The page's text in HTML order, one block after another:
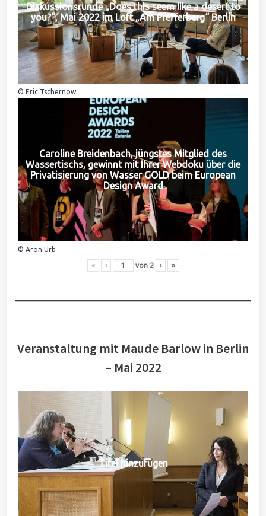
Diskussionsrunde „Does this seem like a desert to
you?“, Mai 2022 im Loft „Am Pfefferberg“ Berlin
© Eric Tschernow
Caroline Breidenbach, jüngstes Mitglied des
Wassertischs, gewinnt mit Ihrer Webdoku über die
Privatisierung von Wasser GOLD beim European
Design Award
© Aron Urb
« ‹ von 2 › »
Veranstaltung mit Maude Barlow in Berlin
– Mai 2022
Titel hinzufügen